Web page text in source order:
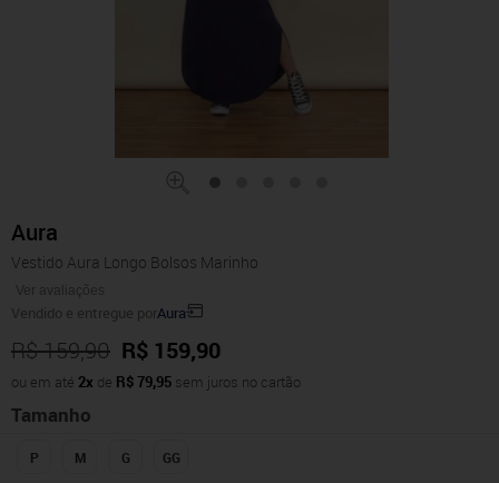
Aura
Vestido Aura Longo Bolsos Marinho
Ver avaliações
Vendido e entregue porAura
R$ 159,90 R$ 159,90
ou em até 2x de R$ 79,95 sem juros no cartão
Tamanho
P M G GG